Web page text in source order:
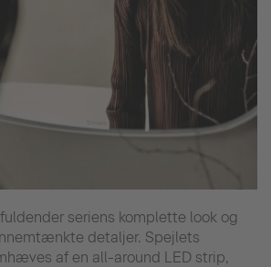
seriens komplette look og
detaljer. Spejlets
af en all-around LED strip,